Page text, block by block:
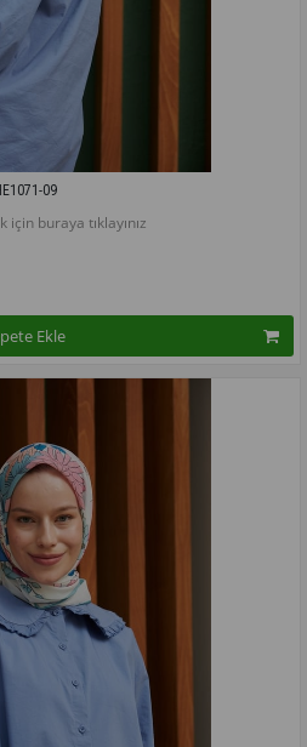
09
buraya tıklayınız
Ekle